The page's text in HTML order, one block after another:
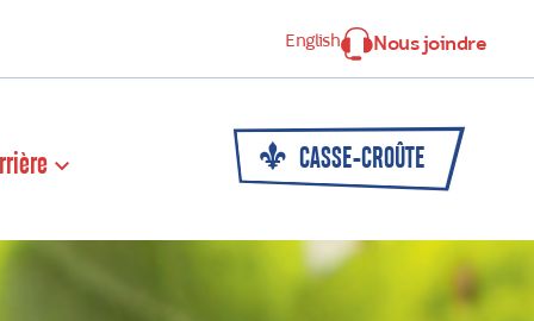
English Nous joindre
CASSE-CROÛTE